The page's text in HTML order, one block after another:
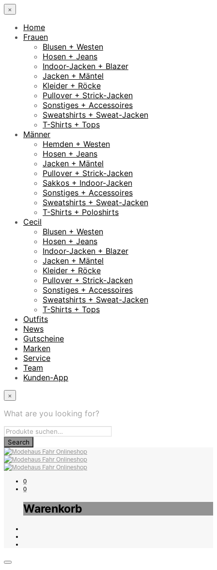
×
Home
Frauen
Blusen + Westen
Hosen + Jeans
Indoor-Jacken + Blazer
Jacken + Mäntel
Kleider + Röcke
Pullover + Strick-Jacken
Sonstiges + Accessoires
Sweatshirts + Sweat-Jacken
T-Shirts + Tops
Männer
Hemden + Westen
Hosen + Jeans
Jacken + Mäntel
Pullover + Strick-Jacken
Sakkos + Indoor-Jacken
Sonstiges + Accessoires
Sweatshirts + Sweat-Jacken
T-Shirts + Poloshirts
Cecil
Blusen + Westen
Hosen + Jeans
Indoor-Jacken + Blazer
Jacken + Mäntel
Kleider + Röcke
Pullover + Strick-Jacken
Sonstiges + Accessoires
Sweatshirts + Sweat-Jacken
T-Shirts + Tops
Outfits
News
Gutscheine
Marken
Service
Team
Kunden-App
×
What are you looking for?
0
0
Warenkorb